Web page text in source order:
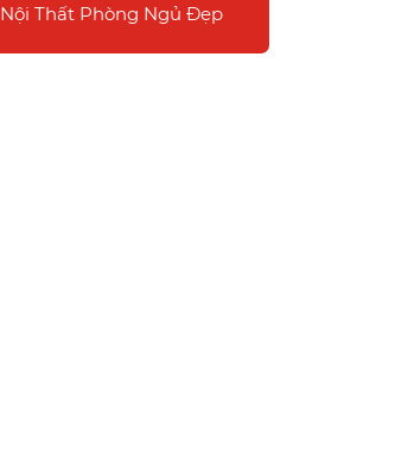
Nội Thất Phòng Ngủ Đẹp